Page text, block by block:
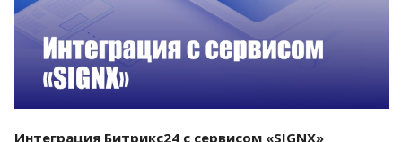
Интеграция Битрикс24 с сервисом «SIGNX»